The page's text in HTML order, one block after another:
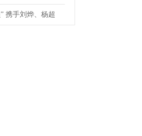
携手刘烨、杨超